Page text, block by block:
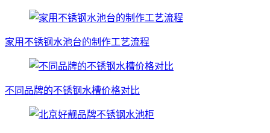
家用不锈钢水池台的制作工艺流程
不同品牌的不锈钢水槽价格对比